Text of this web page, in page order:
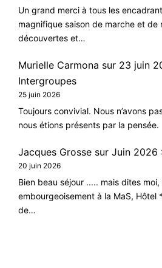
Un grand merci à tous les
magnifique saison de marche et de
découvertes et…
Murielle Carmona sur 23 juin
Intergroupes
25 juin 2026
Toujours convivial. Nous n’avons
nous étions présents par la pensée.
Jacques Grosse sur Juin 2026
20 juin 2026
Bien beau séjour ..... mais dites
embourgeoisement à la MaS, Hôtel
de…